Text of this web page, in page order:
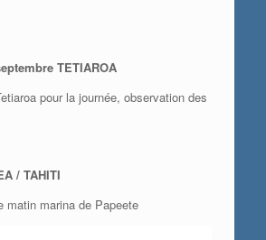
TETIAROA
pour la journée, observation des
/ TAHITI
matin marina de Papeete